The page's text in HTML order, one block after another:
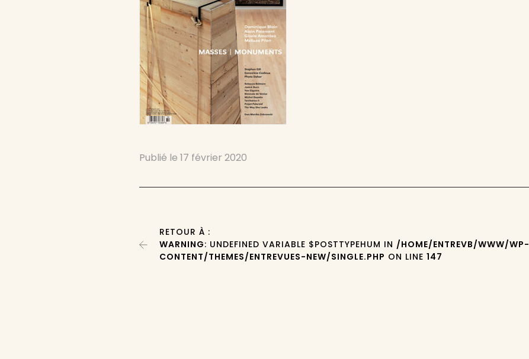
Publié le17 février 2020
RETOUR À :
WARNING: UNDEFINED VARIABLE $POSTTYPEHUM IN /HOME/ENTREVB/WWW/WP-
CONTENT/THEMES/ENTREVUES-NEW/SINGLE.PHP ON LINE147